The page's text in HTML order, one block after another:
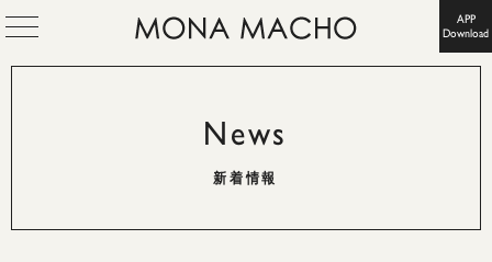
APP
Download
News
新着情報